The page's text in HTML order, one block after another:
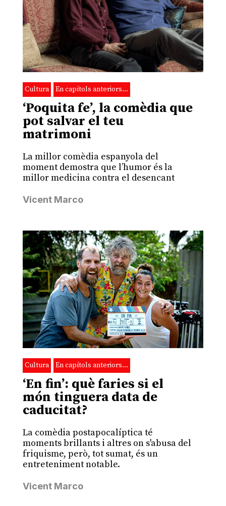
Cultura En capítols anteriors…
‘Poquita fe’, la comèdia que
pot salvar el teu
matrimoni
La millor comèdia espanyola del
moment demostra que l’humor és la
millor medicina contra el desencant
Vicent Marco
Cultura En capítols anteriors…
‘En fin’: què faries si el
món tinguera data de
caducitat?
La comèdia postapocalíptica té
moments brillants i altres on s'abusa del
friquisme, però, tot sumat, és un
entreteniment notable.
Vicent Marco